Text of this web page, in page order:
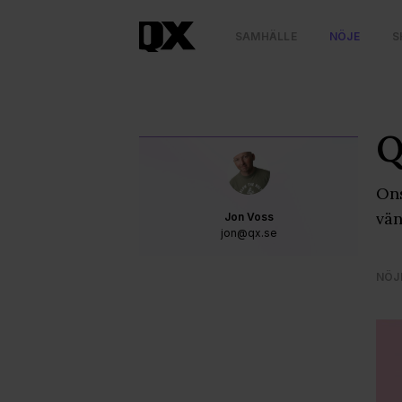
SAMHÄLLE NÖJE
Jon Voss
jon@qx.se